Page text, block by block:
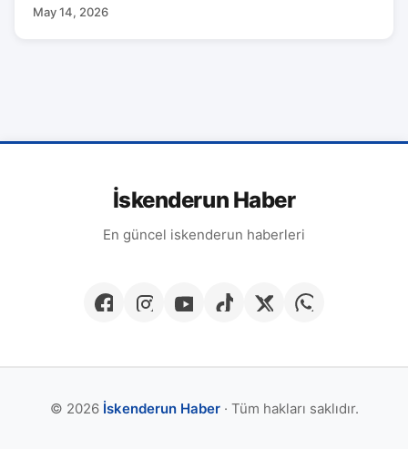
May 14, 2026
İskenderun Haber
En güncel iskenderun haberleri
© 2026 İskenderun Haber· Tüm hakları saklıdır.